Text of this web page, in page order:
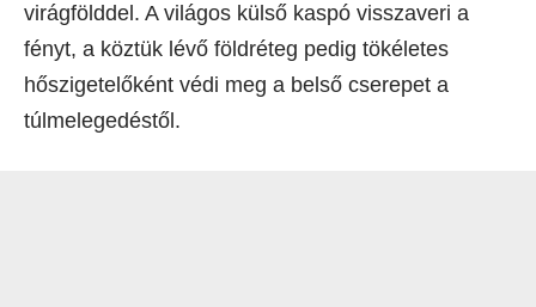
virágfölddel. A világos külső kaspó visszaveri a
fényt, a köztük lévő földréteg pedig tökéletes
hőszigetelőként védi meg a belső cserepet a
túlmelegedéstől.